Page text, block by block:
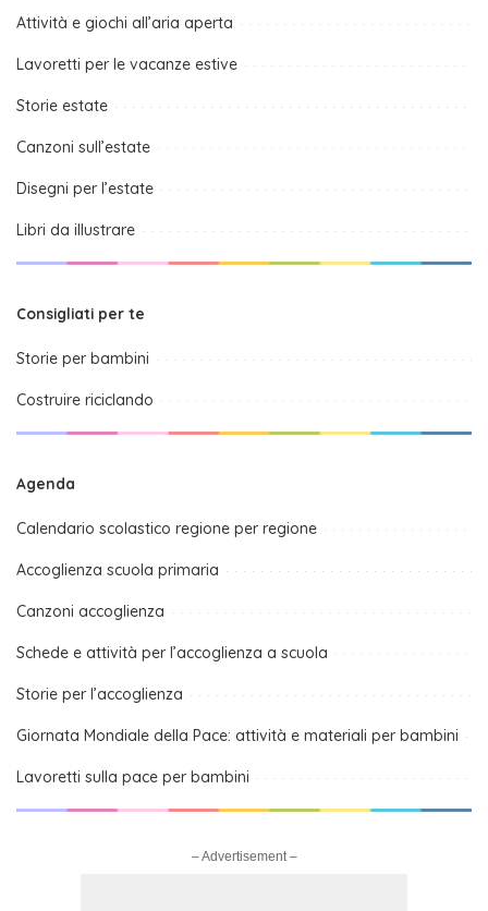
Attività e giochi all’aria aperta
Lavoretti per le vacanze estive
Storie estate
Canzoni sull’estate
Disegni per l’estate
Libri da illustrare
Consigliati per te
Storie per bambini
Costruire riciclando
Agenda
Calendario scolastico regione per regione
Accoglienza scuola primaria
Canzoni accoglienza
Schede e attività per l’accoglienza a scuola
Storie per l’accoglienza
Giornata Mondiale della Pace: attività e materiali per bambini
Lavoretti sulla pace per bambini
– Advertisement –